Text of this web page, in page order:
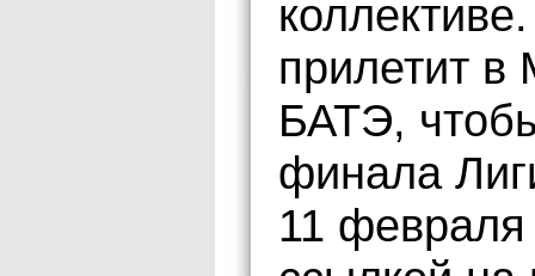
прилетит в
БАТЭ,
финала
11